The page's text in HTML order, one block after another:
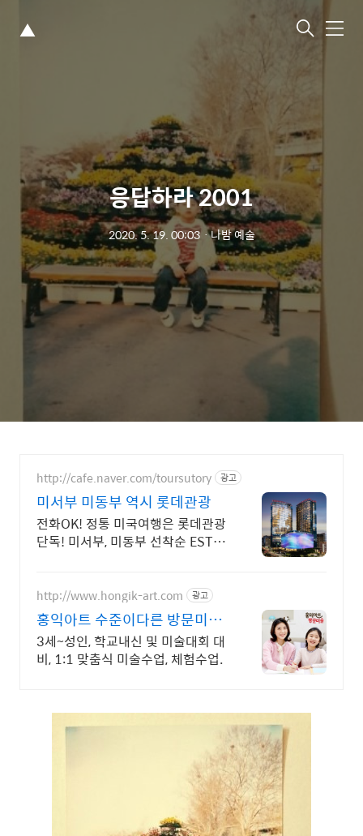
▲ 메
응답하라 2001
2020. 5. 19. 00:03ㆍ나밤 예술
http://cafe.naver.com/toursutory 광고
미서부 미동부 역시 롯데관광
전화OK! 정통 미국여행은 롯데관광
단독! 미서부, 미동부 선착순 ESTA
http://www.hongik-art.com 광고
홍익아트 수준이다른 방문미술
동화미술 예비초등 교과서연계
3세~성인, 학교내신 및 미술대회 대
비, 1:1 맞춤식 미술수업, 체험수업.